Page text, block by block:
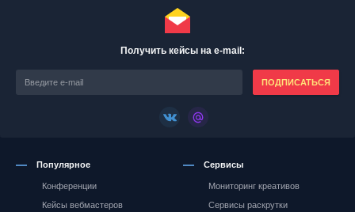
Получить кейсы на e-mail:
ПОДПИСАТЬСЯ
Популярное
Конференции
Кейсы вебмастеров
Сервисы
Мониторинг креативов
Сервисы раскрутки